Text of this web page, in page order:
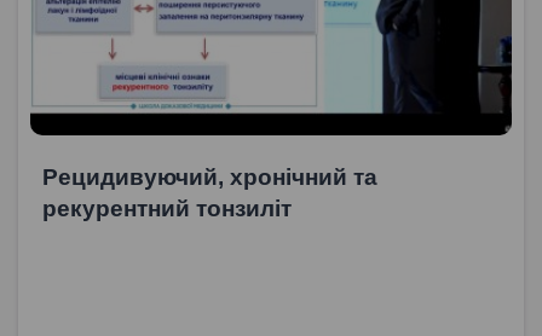
Рецидивуючий, хронічний та
рекурентний тонзиліт